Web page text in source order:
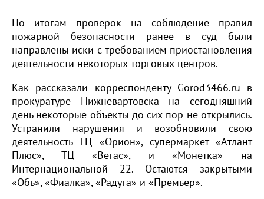
По итогам проверок на соблюдение правил
пожарной безопасности ранее в суд были
направлены иски с требованием приостановления
деятельности некоторых торговых центров.
Как рассказали корреспонденту Gorod3466.ru в
прокуратуре Нижневартовска на сегодняшний
день некоторые объекты до сих пор не открылись.
Устранили нарушения и возобновили свою
деятельность ТЦ «Орион», супермаркет «Атлант
Плюс», ТЦ «Вегас», и «Монетка» на
Интернациональной 22. Остаются закрытыми
«Обь», «Фиалка», «Радуга» и «Премьер».